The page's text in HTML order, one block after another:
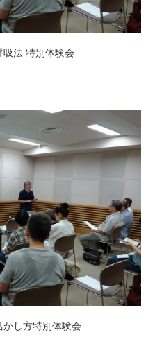
吸法 特別体験会
かし方特別体験会